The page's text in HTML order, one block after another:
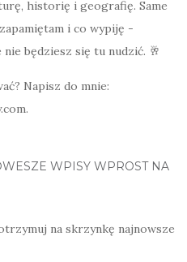
historię i geografię. Same
i co wypiję -
będziesz się tu nudzić. 🥂
Napisz do mnie:
WPISY WPROST NA
na skrzynkę najnowsze